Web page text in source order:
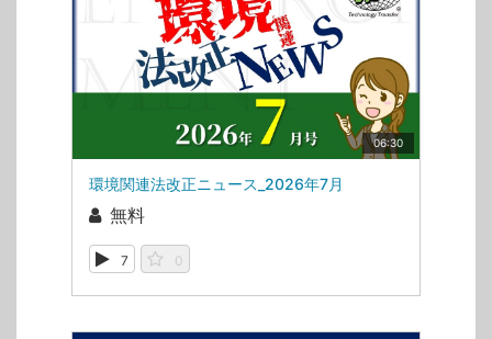
06:30
環境関連法改正ニュース_2026年7月
無料
7 0